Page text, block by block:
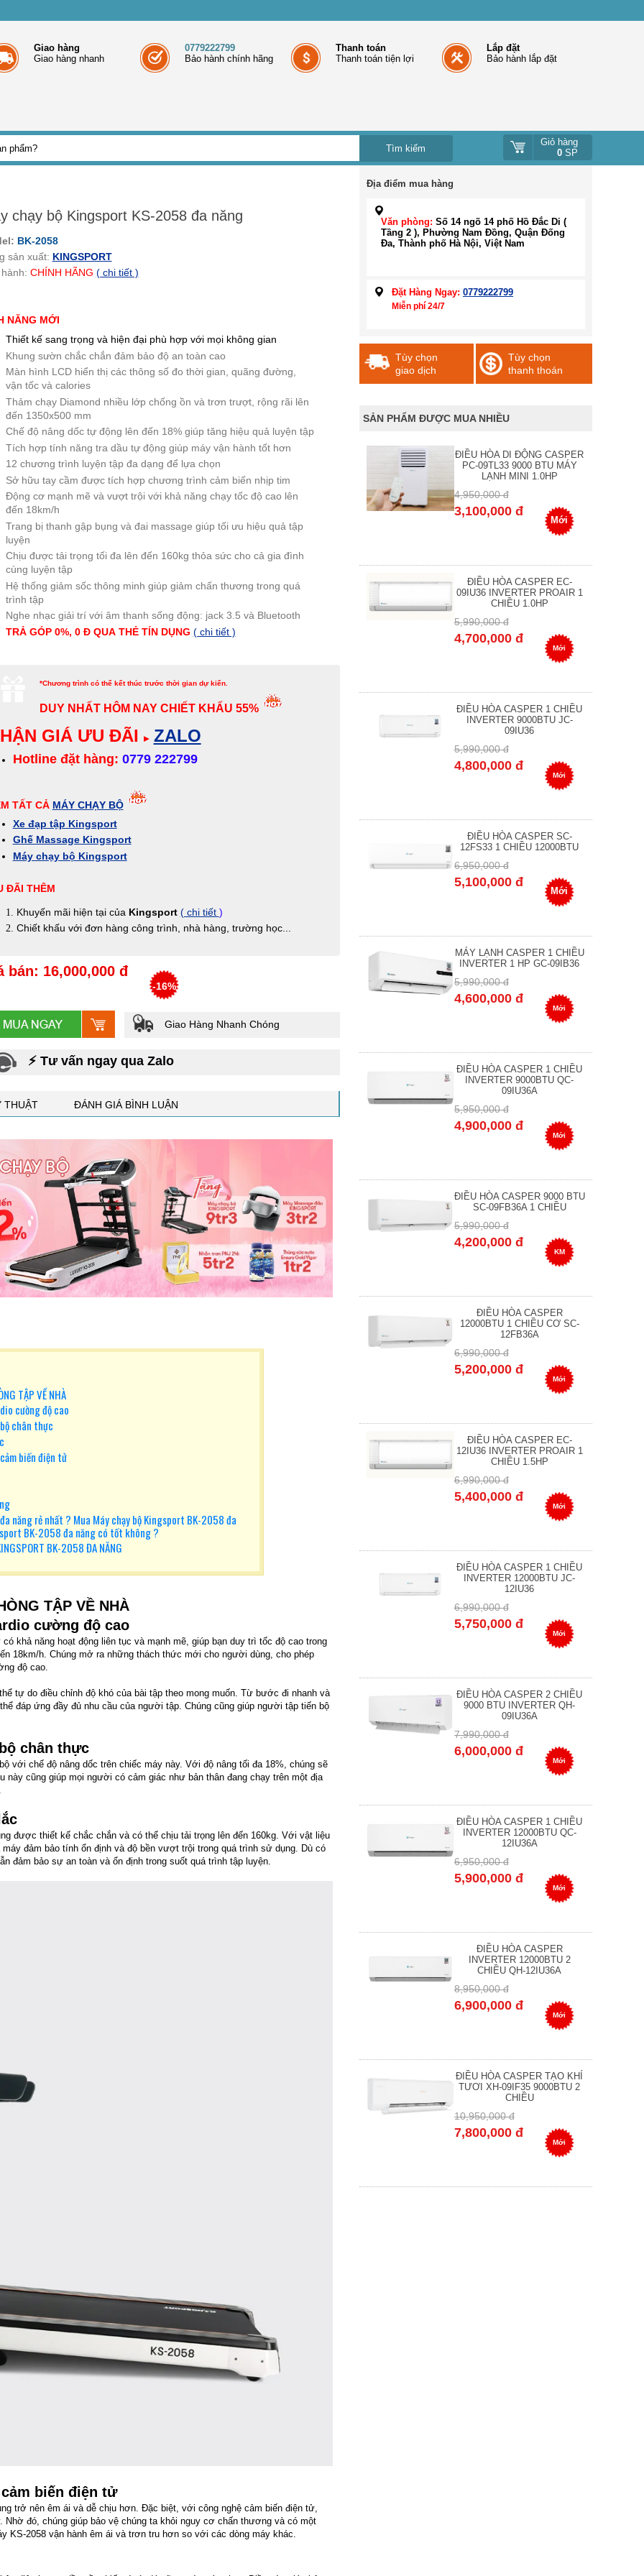
Giao hàng
Giao hàng nhanh
0779222799
Bảo hành chính hãng
Thanh toán
Thanh toán tiện lợi
Lắp đặt
Bảo hành lắp đặt
Giỏ hàng
0 SP
chạy bộ Kingsport KS-2058 đa năng
BK-2058
sản xuất: KINGSPORT
CHÍNH HÃNG ( chi tiết )
NĂNG MỚI
Thiết kế sang trọng và hiện đại phù hợp với mọi không gian
Khung sườn chắc chắn đảm bảo độ an toàn cao
Màn hình LCD hiển thị các thông số đo thời gian, quãng đường,
vận tốc và calories
Thảm chạy Diamond nhiều lớp chống ồn và trơn trượt, rộng rãi lên
đến 1350x500 mm
Chế độ nâng dốc tự động lên đến 18% giúp tăng hiệu quả luyện tập
Tích hợp tính năng tra dầu tự động giúp máy vận hành tốt hơn
12 chương trình luyện tập đa dạng để lựa chọn
Sở hữu tay cầm được tích hợp chương trình cảm biến nhịp tim
Động cơ mạnh mẽ và vượt trội với khả năng chạy tốc độ cao lên
đến 18km/h
Trang bị thanh gập bụng và đai massage giúp tối ưu hiệu quả tập
luyện
Chịu được tải trọng tối đa lên đến 160kg thỏa sức cho cả gia đình
cùng luyện tập
Hệ thống giảm sốc thông minh giúp giảm chấn thương trong quá
trình tập
Nghe nhạc giải trí với âm thanh sống động: jack 3.5 và Bluetooth
TRẢ GÓP 0%, 0 Đ QUA THẺ TÍN DỤNG ( chi tiết )
*Chương trình có thể kết thúc trước thời gian dự kiến.
DUY NHẤT HÔM NAY CHIẾT KHẤU 55%
GIÁ ƯU ĐÃI ▸ ZALO
Hotline đặt hàng: 0779 222799
TẤT CẢ MÁY CHẠY BỘ
Xe đạp tập Kingsport
Ghế Massage Kingsport
Máy chạy bộ Kingsport
ĐÃI THÊM
Khuyến mãi hiện tại của Kingsport ( chi tiết )
Chiết khấu với đơn hàng công trình, nhà hàng, trường học...
bán: 16,000,000 đ
-16%
Giao Hàng Nhanh Chóng
⚡ Tư vấn ngay qua Zalo
THUẬT ĐÁNH GIÁ BÌNH LUẬN
TẬP VỀ NHÀ
cường độ cao
chân thực
biến điện tử
năng rẻ nhất ? Mua Máy chạy bộ Kingsport BK-2058 đa
BK-2058 đa năng có tốt không ?
BK-2058 ĐA NĂNG
TẬP VỀ NHÀ
cường độ cao
khả năng hoạt động liên tục và mạnh mẽ, giúp bạn duy trì tốc độ cao trong
18km/h. Chúng mở ra những thách thức mới cho người dùng, cho phép
độ cao.
tự do điều chỉnh độ khó của bài tập theo mong muốn. Từ bước đi nhanh và
đáp ứng đầy đủ nhu cầu của người tập. Chúng cũng giúp người tập tiến bộ
chân thực
với chế độ nâng dốc trên chiếc máy này. Với độ nâng tối đa 18%, chúng sẽ
cũng giúp mọi người có cảm giác như bản thân đang chạy trên một địa
được thiết kế chắc chắn và có thể chịu tải trọng lên đến 160kg. Với vật liệu
đảm bảo tính ổn định và độ bền vượt trội trong quá trình sử dụng. Dù có
đảm bảo sự an toàn và ổn định trong suốt quá trình tập luyện.
biến điện tử
trở nên êm ái và dễ chịu hơn. Đặc biệt, với công nghệ cảm biến điện tử,
đó, chúng giúp bảo vệ chúng ta khỏi nguy cơ chấn thương và có một
KS-2058 vận hành êm ái và trơn tru hơn so với các dòng máy khác.
Địa điểm mua hàng
Văn phòng: Số 14 ngõ 14 phố Hồ Đắc Di (
Tầng 2 ), Phường Nam Đồng, Quận Đống
Đa, Thành phố Hà Nội, Việt Nam
Đặt Hàng Ngay: 0779222799
Miễn phí 24/7
Tùy chọn
giao dịch
Tùy chọn
thanh thoán
SẢN PHẨM ĐƯỢC MUA NHIỀU
ĐIỀU HÒA DI ĐỘNG CASPER
PC-09TL33 9000 BTU MÁY
LẠNH MINI 1.0HP
4,950,000 đ
3,100,000 đ
Mới
ĐIỀU HÒA CASPER EC-
09IU36 INVERTER PROAIR 1
CHIỀU 1.0HP
5,990,000 đ
4,700,000 đ
Mới
ĐIỀU HÒA CASPER 1 CHIỀU
INVERTER 9000BTU JC-
09IU36
5,990,000 đ
4,800,000 đ
Mới
ĐIỀU HÒA CASPER SC-
12FS33 1 CHIỀU 12000BTU
6,950,000 đ
5,100,000 đ
Mới
MÁY LẠNH CASPER 1 CHIỀU
INVERTER 1 HP GC-09IB36
5,990,000 đ
4,600,000 đ
Mới
ĐIỀU HÒA CASPER 1 CHIỀU
INVERTER 9000BTU QC-
09IU36A
5,950,000 đ
4,900,000 đ
Mới
ĐIỀU HÒA CASPER 9000 BTU
SC-09FB36A 1 CHIỀU
5,990,000 đ
4,200,000 đ
KM
ĐIỀU HÒA CASPER
12000BTU 1 CHIỀU CƠ SC-
12FB36A
6,990,000 đ
5,200,000 đ
Mới
ĐIỀU HÒA CASPER EC-
12IU36 INVERTER PROAIR 1
CHIỀU 1.5HP
6,990,000 đ
5,400,000 đ
Mới
ĐIỀU HÒA CASPER 1 CHIỀU
INVERTER 12000BTU JC-
12IU36
6,990,000 đ
5,750,000 đ
Mới
ĐIỀU HÒA CASPER 2 CHIỀU
9000 BTU INVERTER QH-
09IU36A
7,990,000 đ
6,000,000 đ
Mới
ĐIỀU HÒA CASPER 1 CHIỀU
INVERTER 12000BTU QC-
12IU36A
6,950,000 đ
5,900,000 đ
Mới
ĐIỀU HÒA CASPER
INVERTER 12000BTU 2
CHIỀU QH-12IU36A
8,950,000 đ
6,900,000 đ
Mới
ĐIỀU HÒA CASPER TẠO KHÍ
TƯƠI XH-09IF35 9000BTU 2
CHIỀU
10,950,000 đ
7,800,000 đ
Mới